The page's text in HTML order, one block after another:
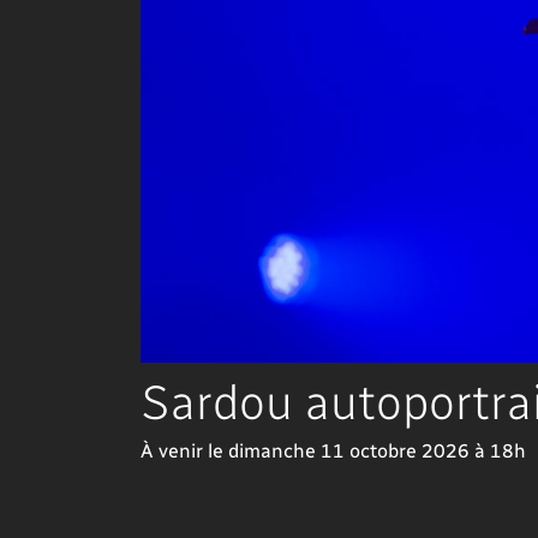
Sardou
À venir le dimanche 11 octobre 2026 à 18h